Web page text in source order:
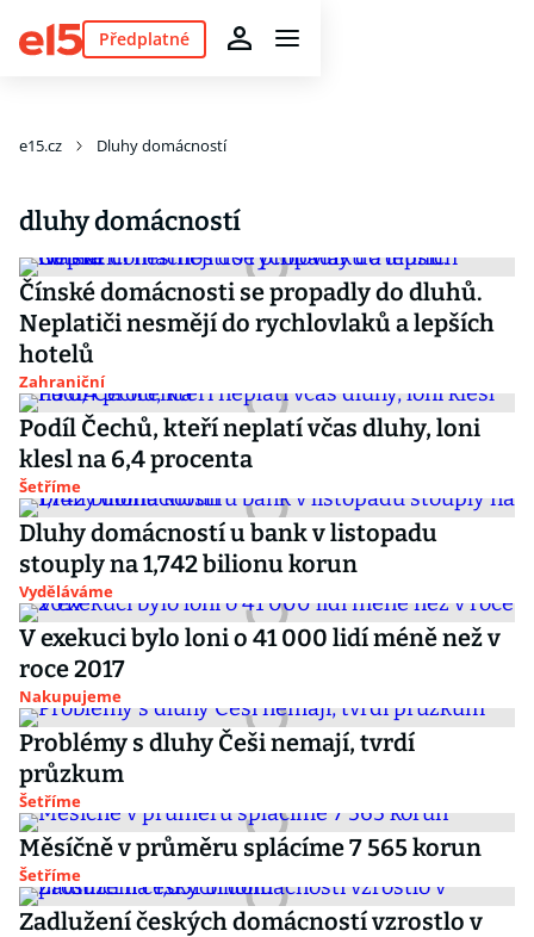
Předplatné
e15.cz Dluhy domácností
dluhy domácností
Čínské domácnosti se propadly do dluhů.
Neplatiči nesmějí do rychlovlaků a lepších
hotelů
Zahraniční
Podíl Čechů, kteří neplatí včas dluhy, loni
klesl na 6,4 procenta
Šetříme
Dluhy domácností u bank v listopadu
stouply na 1,742 bilionu korun
Vyděláváme
V exekuci bylo loni o 41 000 lidí méně než v
roce 2017
Nakupujeme
Problémy s dluhy Češi nemají, tvrdí
průzkum
Šetříme
Měsíčně v průměru splácíme 7 565 korun
Šetříme
Zadlužení českých domácností vzrostlo v